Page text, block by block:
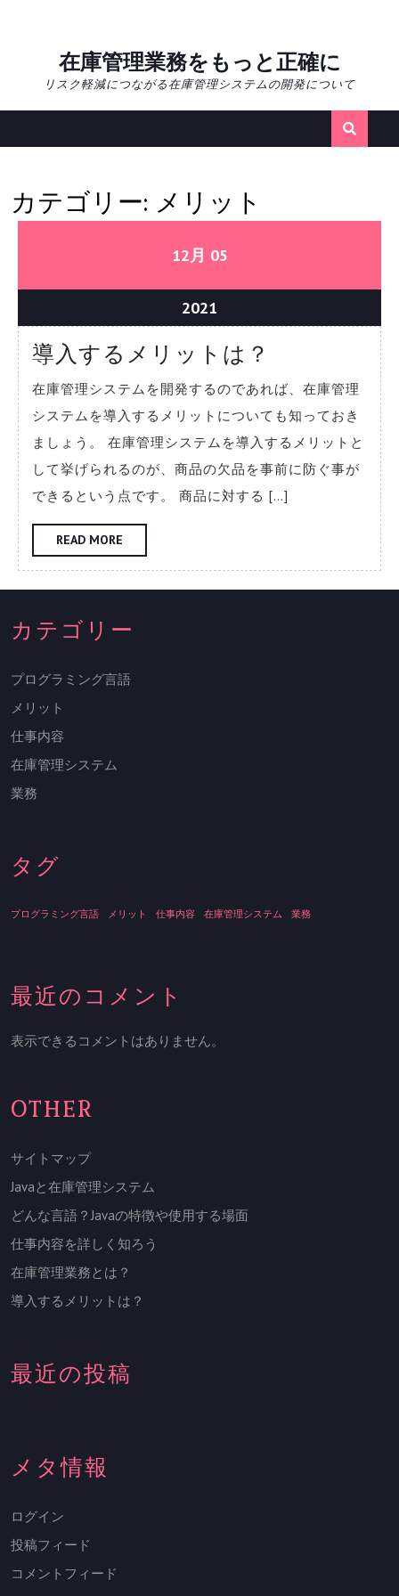
在庫管理業務をもっと正確に
リスク軽減につながる在庫管理システムの開発について
カテゴリー: メリット
12月 12/05/2021
0512/05/2021
2021
導入するメリットは？
入
す
る
メ
リ
ッ
は？
在庫管理システムを開発するのであれば、在庫管理
システムを導入するメリットについても知っておき
ましょう。 在庫管理システムを導入するメリットと
して挙げられるのが、商品の欠品を事前に防ぐ事が
できるという点です。 商品に対する […]
READ MORE
MORE
カテゴリー
プログラミング言語
メリット
仕事内容
在庫管理システム
業務
タグ
プログラミング言語 メリット 仕事内容 在庫管理システム 業務
最近のコメント
表示できるコメントはありません。
OTHER
サイトマップ
Javaと在庫管理システム
どんな言語？Javaの特徴や使用する場面
仕事内容を詳しく知ろう
在庫管理業務とは？
導入するメリットは？
最近の投稿
メタ情報
ログイン
投稿フィード
コメントフィード